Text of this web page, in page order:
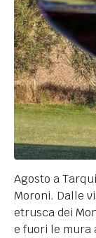
Agosto a
Moroni. Dalle
etrusca dei
e fuori le mura